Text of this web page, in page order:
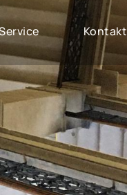
Kontakt